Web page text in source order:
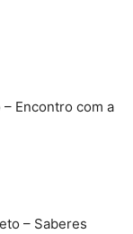
Encontro com a
– Saberes